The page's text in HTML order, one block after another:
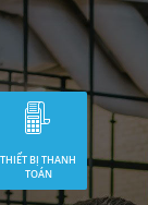
THIẾT BỊ THANH
TOÁN